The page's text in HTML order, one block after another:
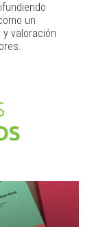
un
valoración